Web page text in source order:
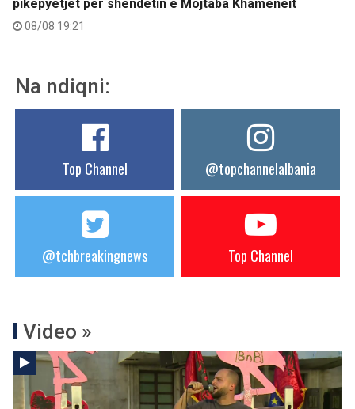
pikëpyetjet për shëndetin e Mojtaba Khameneit
08/08 19:21
Na ndiqni:
Top Channel @topchannelalbania
@tchbreakingnews Top Channel
Video »